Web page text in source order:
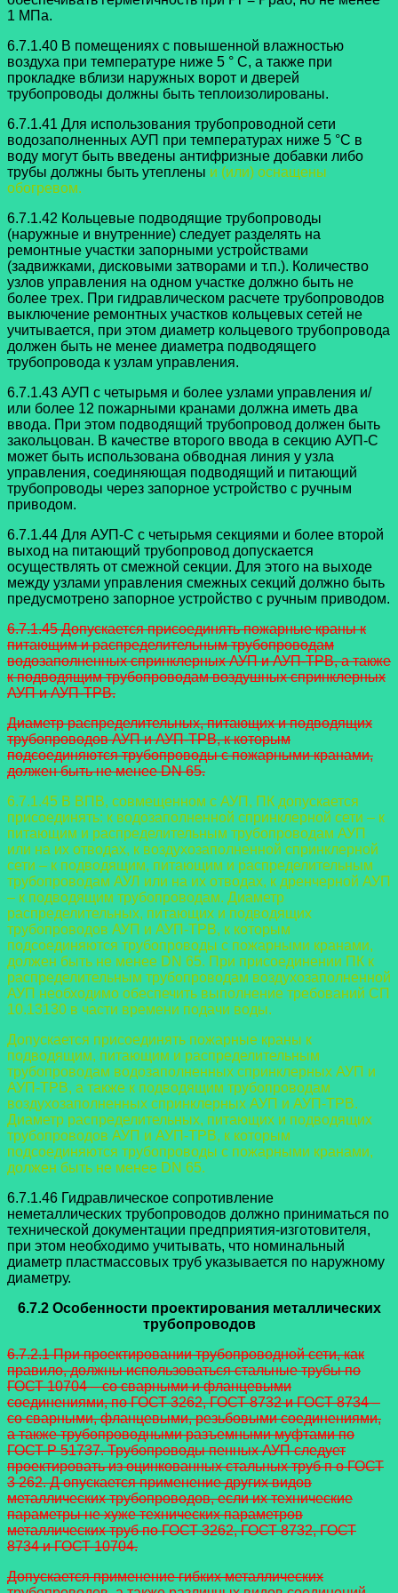
1 МПа.
6.7.1.40 В помещениях с повышенной влажностью
воздуха при температуре ниже 5 ° C, а также при
прокладке вблизи наружных ворот и дверей
трубопроводы должны быть теплоизолированы.
6.7.1.41 Для использования трубопроводной сети
водозаполненных АУП при температурах ниже 5 °C в
воду могут быть введены антифризные добавки либо
трубы должны быть утеплены и (или) оснащены
обогревом.
6.7.1.42 Кольцевые подводящие трубопроводы
(наружные и внутренние) следует разделять на
ремонтные участки запорными устройствами
(задвижками, дисковыми затворами и т.п.). Количество
узлов управления на одном участке должно быть не
более трех. При гидравлическом расчете трубопроводов
выключение ремонтных участков кольцевых сетей не
учитывается, при этом диаметр кольцевого трубопровода
должен быть не менее диаметра подводящего
трубопровода к узлам управления.
6.7.1.43 АУП с четырьмя и более узлами управления и/
или более 12 пожарными кранами должна иметь два
ввода. При этом подводящий трубопровод должен быть
закольцован. В качестве второго ввода в секцию АУП-С
может быть использована обводная линия у узла
управления, соединяющая подводящий и питающий
трубопроводы через запорное устройство с ручным
приводом.
6.7.1.44 Для АУП-С с четырьмя секциями и более второй
выход на питающий трубопровод допускается
осуществлять от смежной секции. Для этого на выходе
между узлами управления смежных секций должно быть
предусмотрено запорное устройство с ручным приводом.
6.7.1.45 Допускается присоединять пожарные краны к
питающим ираспределительным трубопроводам
водозаполненных спринклерных АУП и АУП-ТРВ, а также
к подводящим трубопроводам воздушных спринклерных
АУП и АУП-ТРВ.
Диаметр распределительных, питающих и подводящих
трубопроводов АУП и АУП-ТРВ, к которым
подсоединяются трубопроводы с пожарными кранами,
должен быть не менее DN 65.
6.7.1.45 В ВПВ, совмещенном с АУП, ПК допускается
присоединять: к водозаполненной спринклерной сети – к
питающим и распределительным трубопроводам АУП
или на их отводах, к воздухозаполненной спринклерной
сети – к подводящим, питающим и распределительным
трубопроводам АУЛ или на их отводах, к дренчерной АУП
– к подводящим трубопроводам. Диаметр
распределительных, питающих и подводящих
трубопроводов АУП и АУП-ТРВ, к которым
подсоединяются трубопроводы с пожарными кранами,
должен быть не менее DN 65. При присоединении ПК к
распределительным трубопроводам воздухозаполненной
АУП необходимо обеспечить выполнение требований СП
10.13130 в части времени подачи воды.
Допускается присоединять пожарные краны к
подводящим, питающим и распределительным
трубопроводам водозаполненных спринклерных АУП и
АУП-ТРВ, а также к подводящим трубопроводам
воздухозаполненных спринклерных АУП и АУП-ТРВ.
Диаметр распределительных, питающих и подводящих
трубопроводов АУП и АУП-ТРВ, к которым
подсоединяются трубопроводы с пожарными кранами,
должен быть не менее DN 65.
6.7.1.46 Гидравлическое сопротивление
неметаллических трубопроводов должно приниматься по
технической документации предприятия-изготовителя,
при этом необходимо учитывать, что номинальный
диаметр пластмассовых труб указывается по наружному
диаметру.
6.7.2 Особенности проектирования металлических
трубопроводов
6.7.2.1 При проектировании трубопроводной сети, как
правило, должныиспользоваться стальные трубы по
ГОСТ 10704 – со сварными и фланцевыми
соединениями, по ГОСТ 3262, ГОСТ 8732 и ГОСТ 8734 –
со сварными, фланцевыми,резьбовыми соединениями,
а также трубопроводными разъемными муфтами по
ГОСТ Р 51737. Трубопроводы пенных АУП следует
проектировать из оцинкованных стальных труб п о ГОСТ
3 262. Д опускается применение других видов
металлических трубопроводов, если их технические
параметры не хуже технических параметров
металлических труб по ГОСТ 3262, ГОСТ 8732, ГОСТ
8734 и ГОСТ 10704.
Допускается применение гибких металлических